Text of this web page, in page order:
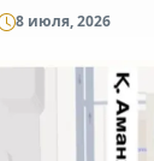
8 июля, 2026